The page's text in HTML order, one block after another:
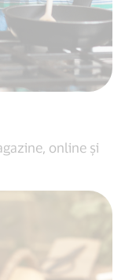
online și